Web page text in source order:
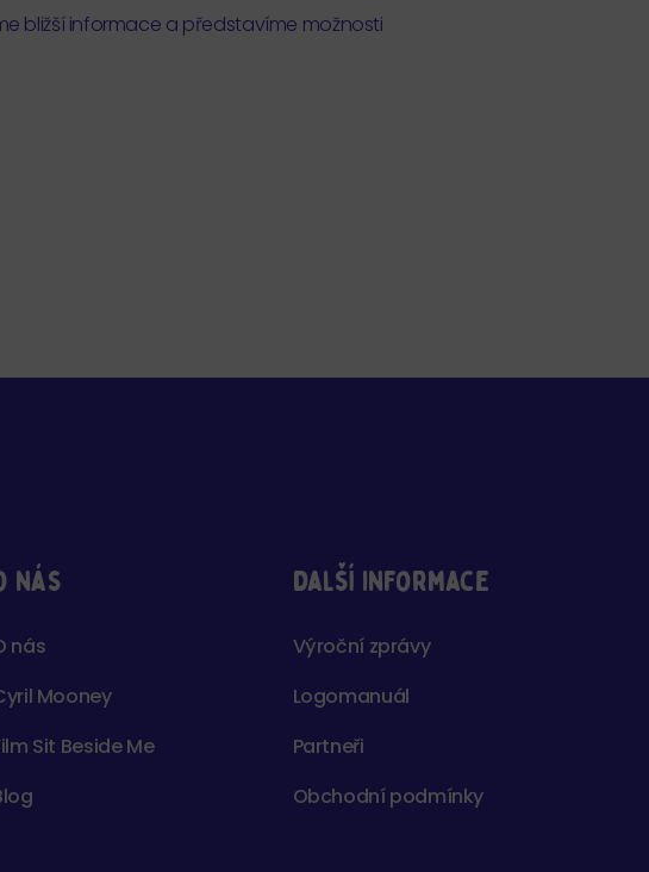
bližší informace a představíme možnosti
nás
nás
Mooney
Sit Beside Me
další informace
Výroční zprávy
Logomanuál
Partneři
Obchodní podmínky